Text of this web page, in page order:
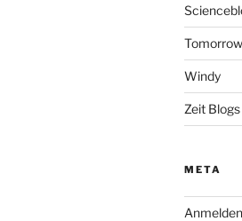
Windy
Zeit Blogs
META
Anmelden